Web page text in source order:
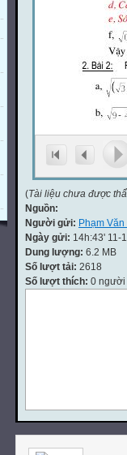
(Tài liệu chưa được
Nguồn:
Người gửi: Phạm
Ngày gửi: 14h:43' 11-
Dung lượng: 6.2 MB
Số lượt tải: 2618
Số lượt thích: 0 người